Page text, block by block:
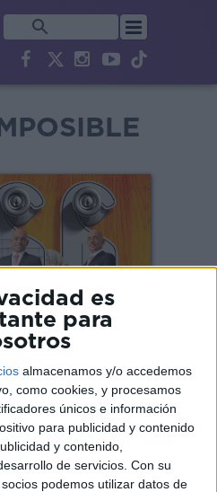
es
para
almacenamos y/o accedemos
como cookies, y procesamos
únicos e información
para publicidad y contenido
y contenido,
de servicios. Con su
podemos utilizar datos de
es implacable
de ayudar a los
dificultades a